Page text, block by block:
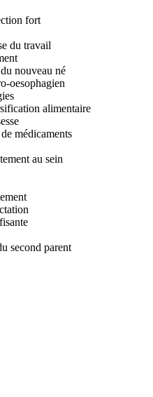
fort
du travail
nouveau né
oesophagien
alimentaire
médicaments
au sein
second parent